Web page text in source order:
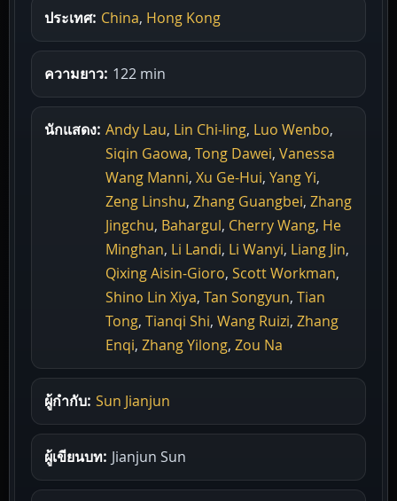
ประเทศ: China, Hong Kong
ความยาว: 122 min
นักแสดง: Andy Lau, Lin Chi-ling, Luo Wenbo,
Siqin Gaowa, Tong Dawei, Vanessa
Wang Manni, Xu Ge-Hui, Yang Yi,
Zeng Linshu, Zhang Guangbei, Zhang
Jingchu, Bahargul, Cherry Wang, He
Minghan, Li Landi, Li Wanyi, Liang Jin,
Qixing Aisin-Gioro, Scott Workman,
Shino Lin Xiya, Tan Songyun, Tian
Tong, Tianqi Shi, Wang Ruizi, Zhang
Enqi, Zhang Yilong, Zou Na
ผู้กำกับ: Sun Jianjun
ผู้เขียนบท: Jianjun Sun